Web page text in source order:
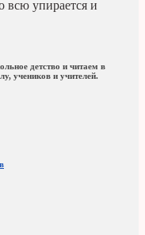
всю упирается и
детство и читаем в
учеников и учителей.